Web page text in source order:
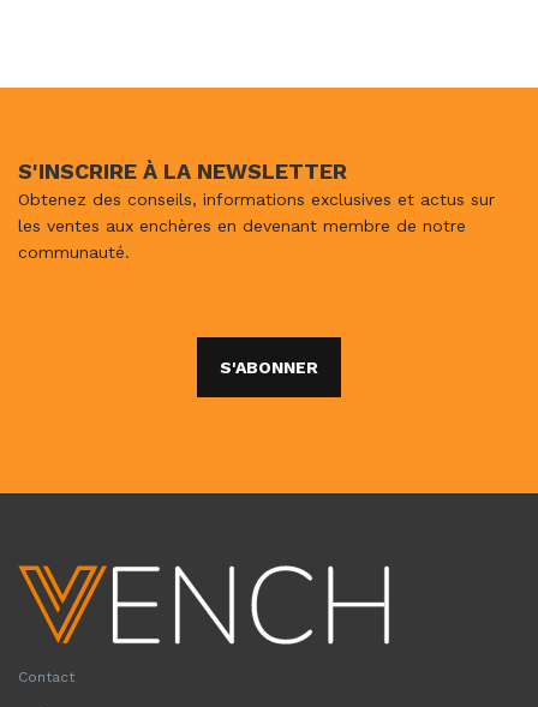
S'INSCRIRE À LA NEWSLETTER
Obtenez des conseils, informations exclusives et actus sur
les ventes aux enchères en devenant membre de notre
communauté.
S'ABONNER
Contact